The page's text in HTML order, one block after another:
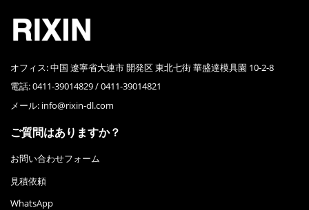
オフィス: 中国 遼寧省大連市 開発区 東北七街 華盛達模具園 10-2-8
電話: 0411-39014829 / 0411-39014821
メール: info@rixin-dl.com
ご質問はありますか？
お問い合わせフォーム
見積依頼
WhatsApp